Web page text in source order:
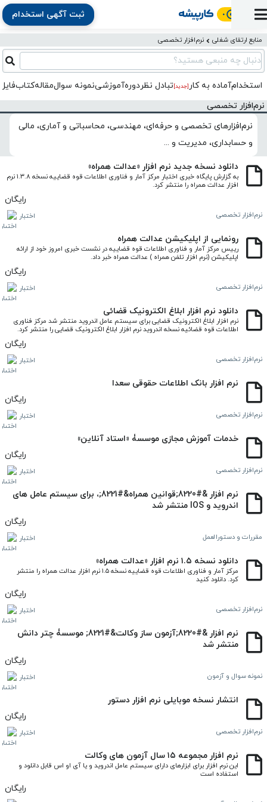
پنل
استخدام
به
کار
ثبت
رزومه
آگهی
آماده
به
کار
ثبت
آگهی
استخدام
نشان
شده‌ها
تبادل
نظر
منابع
ارتقای
شغلی
دوره
آموزشی
مقاله
کتاب
فایل‌و‌قالب
اخبار
استخدام
کارپیشه
جستجوی
کارجویان
(رزومه)
بخش
کارفرمایان
ثبت آگهی استخدام
منابع ارتقای شغلی نرم‌افزار تخصصی
دنبال چه منبعی هستید؟
استخدامآماده به کار [جدید]تبادل‌ نظردوره‌آموزشینمونه سوالمقالهکتاب
نرم‌افزار تخصصی
نرم‌افزارهای تخصصی و حرفه‌ای، مهندسی، محاسباتی و آماری، مالی
و حسابداری، مدیریت و ...
دانلود نسخه جدید نرم افزار «عدالت همراه»
افزار عدالت همراه را منتشر کرد.
رایگان
نرم‌افزار تخصصی اختبار
رونمایی از اپلیکیشن عدالت همراه
اپلیکیشن (نرم افزار تلفن همراه ) عدالت همراه خبر داد.
رایگان
نرم‌افزار تخصصی اختبار
دانلود نرم افزار ابلاغ الکترونیک قضائی
اطلاعات قوه قضائیه نسخه اندروید نرم افزار ابلاغ الکترونیک قضایی را منتشر کرد.
رایگان
نرم‌افزار تخصصی اختبار
نرم افزار بانک اطلاعات حقوقی سعدا
رایگان
نرم‌افزار تخصصی اختبار
خدمات آموزش مجازی موسسۀ «استاد آنلاین»
رایگان
نرم‌افزار تخصصی اختبار
نرم افزار &#8220;قوانین همراه&#8221;، برای سیستم عامل های
اندروید و IOS منتشر شد
رایگان
مقررات و دستورالعمل اختبار
دانلود نسخه ۱.۵ نرم افزار «عدالت همراه»
کرد. دانلود کنید
رایگان
نرم‌افزار تخصصی اختبار
نرم افزار &#8220;آزمون ساز وکالت&#8221; موسسۀ چتر دانش
منتشر شد
رایگان
نمونه سوال و آزمون اختبار
انتشار نسخه موبایلی نرم‌ افزار دستور
رایگان
نرم‌افزار تخصصی اختبار
نرم افزار مجموعه ۱۵ سال آزمون های وکالت
استفاده است
رایگان